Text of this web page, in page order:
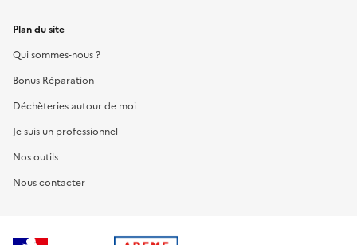
Plan du site
Qui sommes-nous ?
Bonus Réparation
Déchèteries autour de moi
Je suis un professionnel
Nos outils
Nous contacter